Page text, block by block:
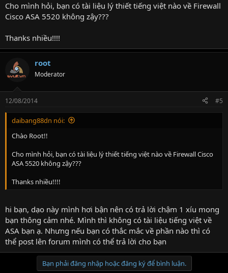
Cho mình hỏi, bạn có tài liệu lý thiết tiếng việt nào về Firewall
Cisco ASA 5520 không zậy???
Thanks nhiều!!!!
root
Moderator
12/08/2014 #5
daibang88dn nói:
Chào Root!!
Cho mình hỏi, bạn có tài liệu lý thiết tiếng việt nào về Firewall Cisco
ASA 5520 không zậy???
Thanks nhiều!!!!
hi bạn, dạo này mình hơi bận nên có trả lời chậm 1 xíu mong
bạn thông cảm nhé. Mình thì không có tài liệu tiếng việt về
ASA bạn ạ. Nhưng nếu bạn có thắc mắc về phần nào thì có
thể post lên forum mình có thể trả lời cho bạn
Bạn phải đăng nhập hoặc đăng ký để bình luận.